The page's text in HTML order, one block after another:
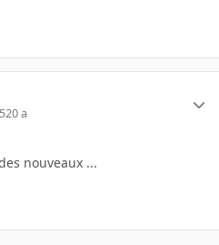
20 a
nouveaux ...